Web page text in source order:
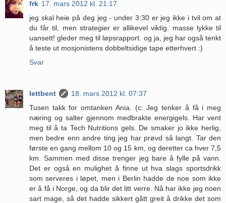
frk 17. mars 2012 kl. 21:17
jeg skal heie på deg jeg - under 3:30 er jeg ikke i tvil om at
du får til, men strategier er allikevel viktig. masse lykke til
uansett! gleder meg til løpsrapport. og ja, jeg har også tenkt
å teste ut mosjonistens dobbeltsidige tape etterhvert :)
Svar
lettbent
18. mars 2012 kl. 07:37
Tusen takk for omtanken Ania. (c: Jeg tenker å få i meg
næring og salter gjennom medbrakte energigels. Har vent
meg til å ta Tech Nutritions gels. De smaker jo ikke herlig,
men bedre enn andre ting jeg har prøvd så langt. Tar den
første en gang mellom 10 og 15 km, og deretter ca hver 7,5
km. Sammen med disse trenger jeg bare å fylle på vann.
Det er også en mulighet å finne ut hva slags sportsdrikk
som serveres i løpet, men i Berlin hadde de noe som ikke
er å få i Norge, og da blir det litt verre. Nå har ikke jeg noen
sart mage, så det hadde sikkert gått greit å drikke det som